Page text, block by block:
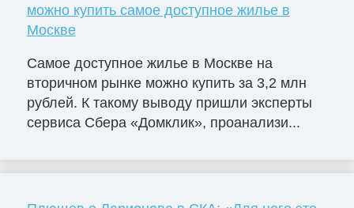
можно купить самое доступное жилье в
Москве
Самое доступное жилье в Москве на
вторичном рынке можно купить за 3,2 млн
рублей. К такому выводу пришли эксперты
сервиса Сбера «Домклик», проанализи...